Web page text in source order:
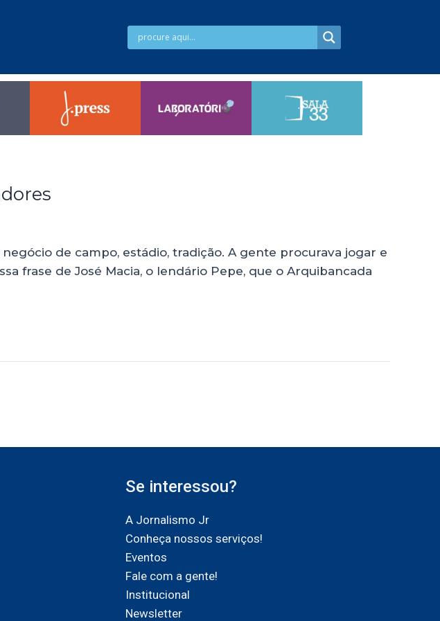
de campo, estádio, tradição. A gente procurava jogar e
frase de José Macia, o lendário Pepe, que o Arquibancada
Se interessou?
A Jornalismo Jr
Conheça nossos serviços!
Eventos
Fale com a gente!
Institucional
Newsletter